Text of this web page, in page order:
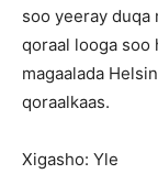
soo yeeray duqa
qoraal looga soo
magaalada
qoraalkaas.
Xigasho: Yle